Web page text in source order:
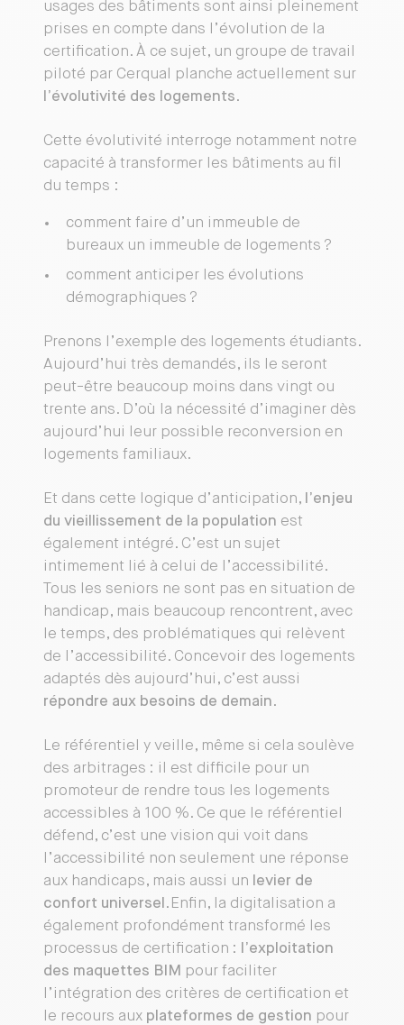
usages des bâtiments sont ainsi pleinement
prises en compte dans l’évolution de la
certification. À ce sujet, un groupe de travail
piloté par Cerqual planche actuellement sur
l’évolutivité des logements.
Cette évolutivité interroge notamment notre
capacité à transformer les bâtiments au fil
du temps :
comment faire d’un immeuble de
bureaux un immeuble de logements ?
comment anticiper les évolutions
démographiques ?
Prenons l’exemple des logements étudiants.
Aujourd’hui très demandés, ils le seront
peut-être beaucoup moins dans vingt ou
trente ans. D’où la nécessité d’imaginer dès
aujourd’hui leur possible reconversion en
logements familiaux.
Et dans cette logique d’anticipation, l’enjeu
du vieillissement de la population est
également intégré. C’est un sujet
intimement lié à celui de l’accessibilité.
Tous les seniors ne sont pas en situation de
handicap, mais beaucoup rencontrent, avec
le temps, des problématiques qui relèvent
de l’accessibilité. Concevoir des logements
adaptés dès aujourd’hui, c’est aussi
répondre aux besoins de demain.
Le référentiel y veille, même si cela soulève
des arbitrages : il est difficile pour un
promoteur de rendre tous les logements
accessibles à 100 %. Ce que le référentiel
défend, c’est une vision qui voit dans
l’accessibilité non seulement une réponse
aux handicaps, mais aussi un levier de
confort universel .Enfin, la digitalisation a
également profondément transformé les
processus de certification :
l’exploitation
des maquettes BIM pour faciliter
l’intégration des critères de certification et
le recours aux plateformes de gestion pour